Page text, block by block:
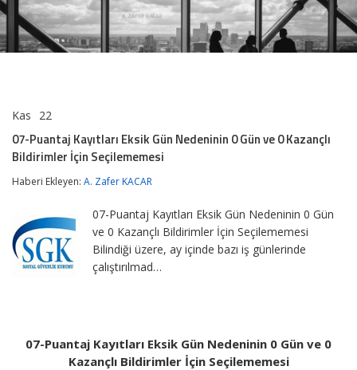
Kas 22
Kayıtları
Eksik
Nedeninin
ve
0
Kazançlı
Bildirimler
07-Puantaj Kayıtları Eksik Gün Nedeninin 0 Gün ve 0 Kazançlı
Bildirimler İçin Seçilememesi
Haberi Ekleyen: A. Zafer KACAR
07-Puantaj Kayıtları Eksik Gün Nedeninin 0 Gün
ve 0 Kazançlı Bildirimler İçin Seçilememesi
Bilindiği üzere, ay içinde bazı iş günlerinde
çalıştırılmad…
07-Puantaj Kayıtları Eksik Gün Nedeninin 0 Gün ve 0
Kazançlı Bildirimler İçin Seçilememesi